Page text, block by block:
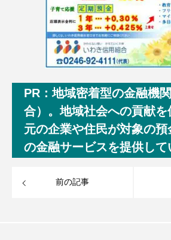
PR：地域密着型の金融機
合）。地域社会への貢献
元の企業や住民が対象の
の金融サービスを提供して
前の記事